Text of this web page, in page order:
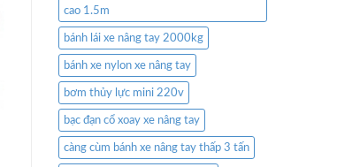
cao 1.5m
bánh lái xe nâng tay 2000kg
bánh xe nylon xe nâng tay
bơm thủy lực mini 220v
bạc đạn cổ xoay xe nâng tay
càng cùm bánh xe nâng tay thấp 3 tấn